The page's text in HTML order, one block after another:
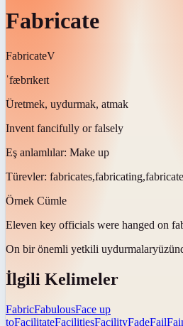
Fabricate
FabricateV
ˈfæbrɪkeɪt
Üretmek, uydurmak, atmak
Invent fancifully or falsely
Eş anlamlılar: Make up
Türevler:
Örnek Cümle
Eleven key officials were hanged on
On bir önemli yetkili uydurmalar
İlgili Kelimeler
FabricFabulousFace up
toFacilitateFacilitiesFacilityFadeFail